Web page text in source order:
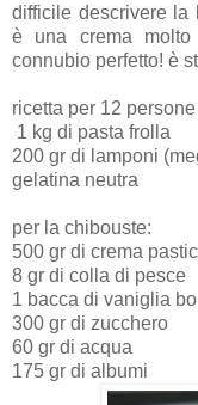
difficile descrivere la
è una crema
connubio perfetto! è
ricetta per 12
1 kg di pasta frolla
200 gr di lamponi
gelatina neutra
per la chibouste:
500 gr di crema
8 gr di colla di pesce
1 bacca di vaniglia
300 gr di zucchero
60 gr di acqua
175 gr di albumi